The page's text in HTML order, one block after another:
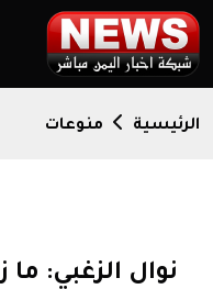
الرئيسية منوعات
نوال الزغبي: ما